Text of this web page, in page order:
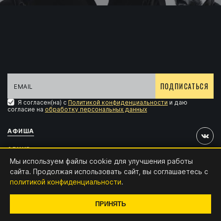
Мы используем файлы cookie для улучшения работы
сайта. Продолжая использовать сайт, вы соглашаетесь с
политикой конфиденциальности.
ПРИНЯТЬ
ПОДПИСАТЬСЯ
Я согласен(на) с Политикой конфиденциальности и даю
согласие на обработку персональных данных
АФИША
АРХИВ
АККРЕДИТАЦИЯ
КОНТАКТЫ
x4.digital